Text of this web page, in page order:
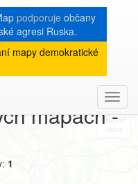
podporujeobčany
agresi Ruska.
mapy demokratické
mapach -
1